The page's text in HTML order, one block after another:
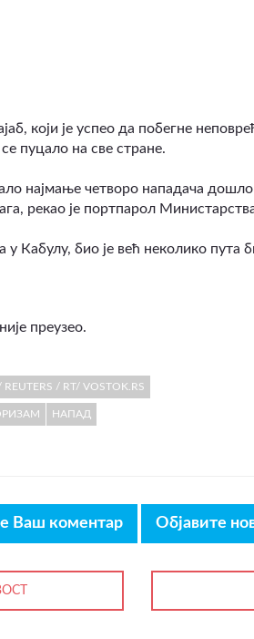
који је успео да побегне
пуцало на све стране.
најмање четворо нападача дошло
рекао је портпарол
у Кабулу, био је већ неколико пута
преузео.
/ RT/ VOSTOK.RS
НАПАД
Ваш коментар Објавите